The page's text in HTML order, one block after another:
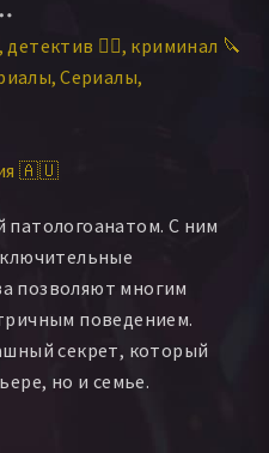
Лошар
Меган Смарт
Пьера Форде
Millar
Ella Newton Patrice Cox
Johnathan Sharp
Cierra Loren
Майкл Бэлк
Sana Faifai
Earl John
детектив 🕵️‍♂️ криминал 🔪
Сериалы
🇦🇺
С ним
позволяют многим
поведением.
секрет, который
но и семье.